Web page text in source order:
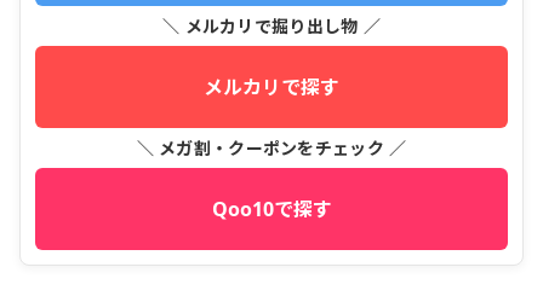
＼ メルカリで掘り出し物 ／
メルカリで探す
＼ メガ割・クーポンをチェック ／
Qoo10で探す